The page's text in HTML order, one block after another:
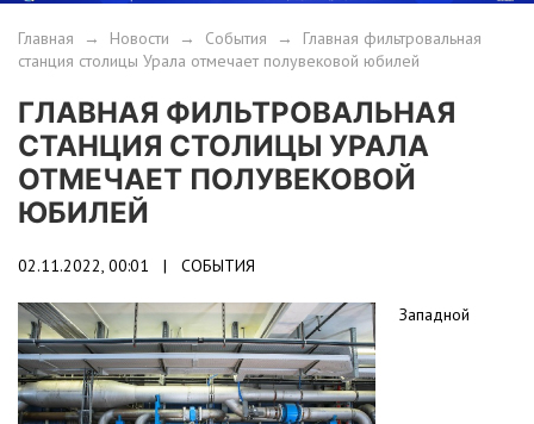
Главная → Новости → События → Главная фильтровальная
станция столицы Урала отмечает полувековой юбилей
ГЛАВНАЯ ФИЛЬТРОВАЛЬНАЯ
СТАНЦИЯ СТОЛИЦЫ УРАЛА
ОТМЕЧАЕТ ПОЛУВЕКОВОЙ
ЮБИЛЕЙ
02.11.2022, 00:01 | СОБЫТИЯ
Западной